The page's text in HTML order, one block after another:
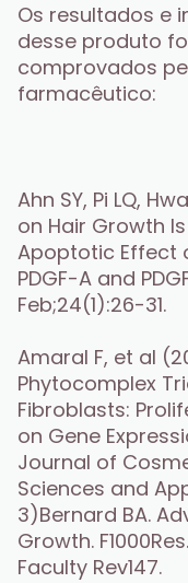
Os resultados e
desse produto
comprovados
farmacêutico:
Ahn SY, Pi LQ,
on Hair Growth
Apoptotic Effect
PDGF-A and
Feb;24(1):26-31.
Amaral F, et al
Phytocomplex
Fibroblasts:
on Gene
Journal of
Sciences and
3)Bernard BA.
Growth.
Faculty Rev147.